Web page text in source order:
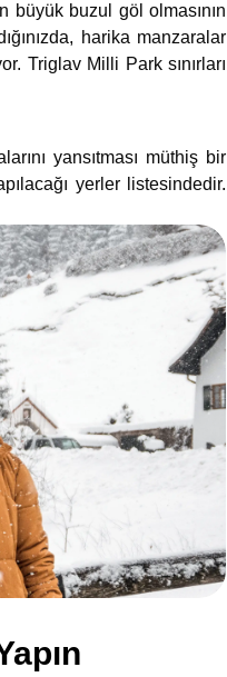
büyük buzul göl olmasının
harika manzaralar
Triglav Milli Park sınırları
yansıtması müthiş bir
yerler listesindedir.